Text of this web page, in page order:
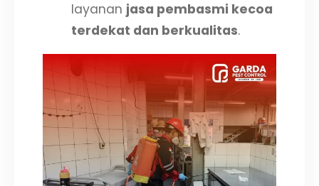
layanan jasa pembasmi kecoa
terdekat dan berkualitas.